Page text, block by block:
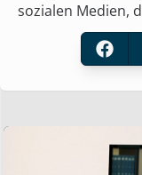
sozialen Medien,